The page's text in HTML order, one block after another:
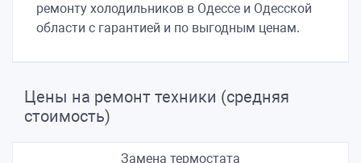
ремонту холодильников в Одессе и Одесской
области с гарантией и по выгодным ценам.
Цены на ремонт техники (средняя
стоимость)
Замена термостата